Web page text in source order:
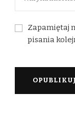
Zapamiętaj
pisania